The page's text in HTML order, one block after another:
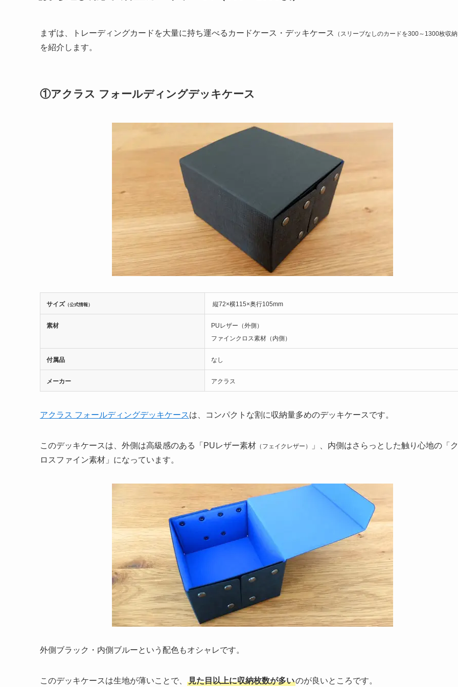
まずは、トレーディングカードを大量に持ち運べるカードケース・デッキケース （スリーブなしのカードを300～1300枚収
を紹介します。
①アクラス フォールディングデッキケース
サイズ （公式情報） 縦72×横115×奥行105mm
素材
PUレザー（外側）
ファインクロス素材（内側）
付属品 なし
メーカー アクラス
アクラス フォールディングデッキケースは、コンパクトな割に収納量多めのデッキケースです。
このデッキケースは、外側は高級感のある「PUレザー素材 （フェイクレザー）
」、内側はさらっとした触り心地の「ク
ロスファイン素材」になっています。
外側ブラック・内側ブルーという配色もオシャレです。
このデッキケースは生地が薄いことで、 見た目以上に収納枚数が多いのが良いところです。